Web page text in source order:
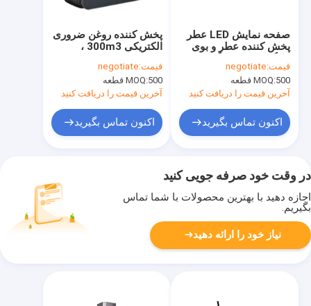
پخش کننده روغن ضروری
الکتریکی 300m3 ،
HVAC
قیمت:negotiate
MOQ:500 قطعه
آخرین قیمت را دریافت کنید
اکنون تماس بگیرید
صفحه نمایش LED عطر
پخش کننده عطر و بوی
قیمت:negotiate
MOQ:500 قطعه
آخرین قیمت را دریافت کنید
اکنون تماس بگیرید
در وقت خود صرفه جویی کنید
اجازه دهید با بهترین محصولات با شما تماس
بگیریم.
نیاز خود را ارائه دهید